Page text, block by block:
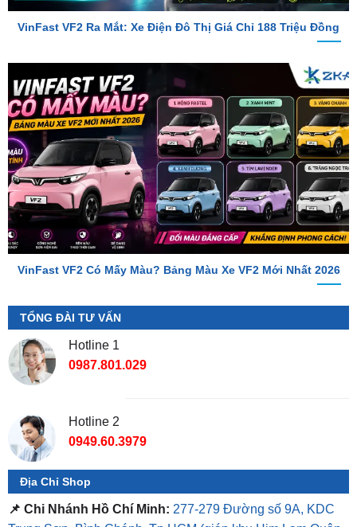
VinFast VF2 Có Mấy Màu? Bảng Màu Xe VF2 Mới Nhất 2026
TỔNG ĐÀI TƯ VẤN
Hotline 1
0987.801.029
Địa Chỉ Shop
📌 Chi Nhánh Hồ Chí Minh: 277-279 Đường số 9A, KDC
Trung Sơn, Bình Chánh, Tp.HCM
7)